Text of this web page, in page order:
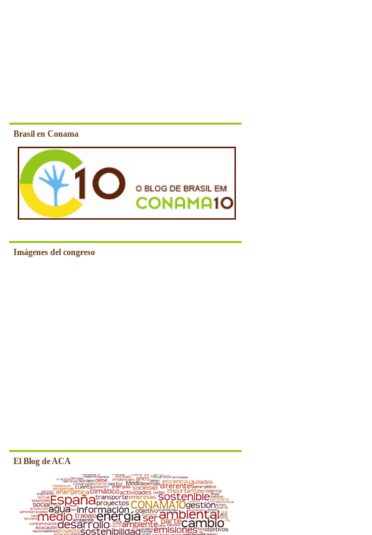
Brasil en Conama
Imágenes del congreso
El Blog de ACA